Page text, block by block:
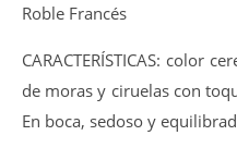
Roble Francés
CARACTERÍSTICAS: color
de moras y ciruelas con
En boca, sedoso y